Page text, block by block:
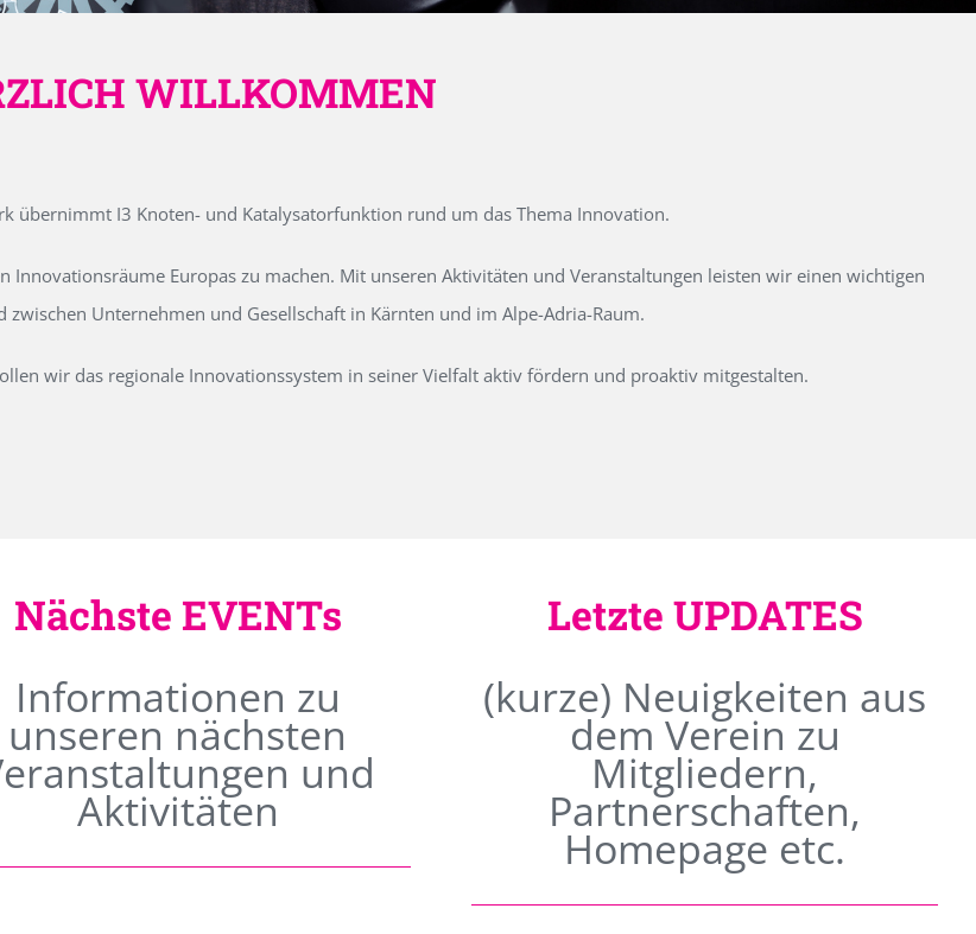
WILLKOMMEN
übernimmt I3 Knoten- und Katalysatorfunktion rund um das Thema Innovation.
Europas zu machen. Mit unseren Aktivitäten und Veranstaltungen leisten wir einen wichtigen
Unternehmen und Gesellschaft in Kärnten und im Alpe-Adria-Raum.
wir das regionale Innovationssystem in seiner Vielfalt aktiv fördern und proaktiv mitgestalten.
Nächste EVENTs
Informationen zu
unseren nächsten
und
Aktivitäten
Letzte UPDATES
(kurze) Neuigkeiten aus
dem Verein zu
Mitgliedern,
Partnerschaften,
Homepage etc.